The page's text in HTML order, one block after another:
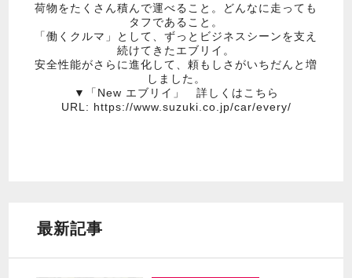
荷物をたくさん積んで運べること。どんなに走っても
タフであること。
「働くクルマ」として、ずっとビジネスシーンを支え
続けてきたエブリイ。
安全性能がさらに進化して、頼もしさがいちだんと増
しました。
▼「New エブリイ」 詳しくはこちら
URL: https://www.suzuki.co.jp/car/every/
最新記事